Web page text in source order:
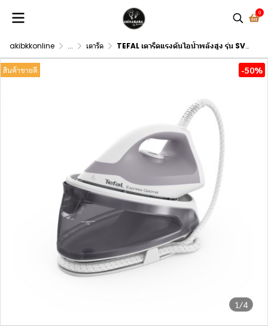
0
akibkkonline ... เตารีด TEFAL เตารีดแรงดันไอน้ำพลังสูง รุ่น SV4111 Xpress Glide 2200วัตต์ (แรงดัน5.3บาร์)
1/4
สินค้าขายดี -50%